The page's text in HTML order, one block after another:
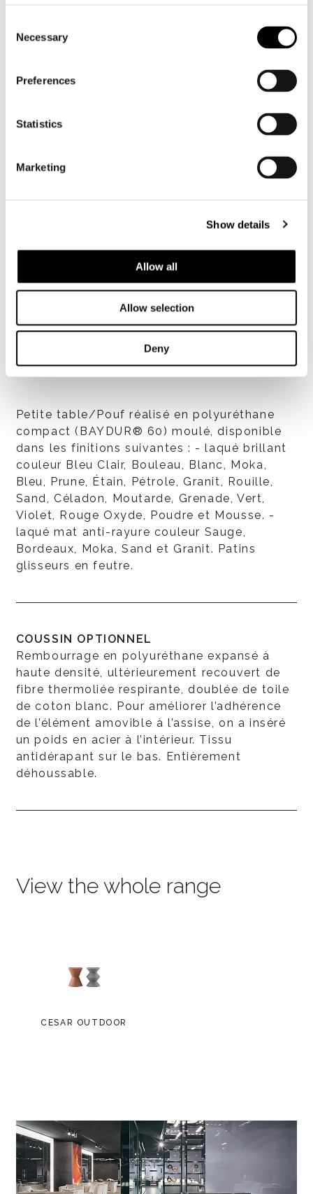
Selection
Necessary
Preferences
Statistics
Marketing
Show details
Allow all
Allow selection
Deny
Petite table/Pouf réalisé en polyuréthane
compact (BAYDUR® 60) moulé, disponible
dans les finitions suivantes : - laqué brillant
couleur Bleu Clair, Bouleau, Blanc, Moka,
Bleu, Prune, Étain, Pétrole, Granit, Rouille,
Sand, Céladon, Moutarde, Grenade, Vert,
Violet, Rouge Oxyde, Poudre et Mousse. -
laqué mat anti-rayure couleur Sauge,
Bordeaux, Moka, Sand et Granit. Patins
glisseurs en feutre.
COUSSIN OPTIONNEL
Rembourrage en polyuréthane expansé à
haute densité, ultérieurement recouvert de
fibre thermoliée respirante, doublée de toile
de coton blanc. Pour améliorer l’adhérence
de l’élément amovible à l’assise, on a inséré
un poids en acier à l’intérieur. Tissu
antidérapant sur le bas. Entièrement
déhoussable.
View the whole range
CESAR OUTDOOR